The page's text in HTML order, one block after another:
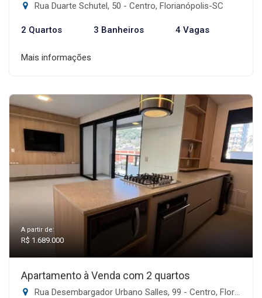
Rua Duarte Schutel, 50 - Centro, Florianópolis-SC
2 Quartos 3 Banheiros 4 Vagas
Mais informações
A partir de:
R$ 1.689.000
Apartamento à Venda com 2 quartos
Rua Desembargador Urbano Salles, 99 - Centro, Florianópolis-SC